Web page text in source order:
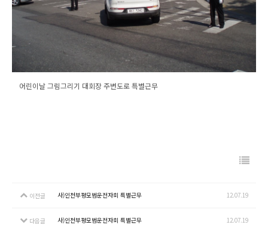
어린이날 그림그리기 대회장 주변도로 특별근무
이전글 사)인천부평모범운전자회 특별근무 12.07.19
다음글 사)인천부평모범운전자회 특별근무 12.07.19